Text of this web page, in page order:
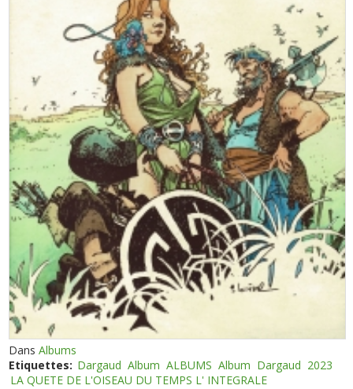
DansAlbums
Etiquettes: Dargaud Album ALBUMS Album Dargaud 2023
LA QUETE DE L'OISEAU DU TEMPS L' INTEGRALE